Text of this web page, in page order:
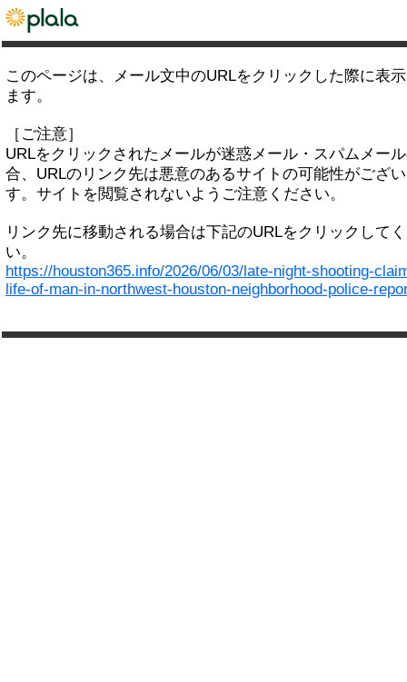
このページは、メール文中のURLをクリックした際に表
ます。
［ご注意］
URLをクリックされたメールが迷惑メール・スパムメー
合、URLのリンク先は悪意のあるサイトの可能性がござ
す。サイトを閲覧されないようご注意ください。
リンク先に移動される場合は下記のURLをクリックして
い。
https://houston365.info/2026/06/03/late-night-shooting-
life-of-man-in-northwest-houston-neighborhood-police-